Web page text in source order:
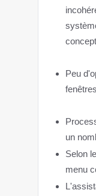
Peu
un
Selon
menu